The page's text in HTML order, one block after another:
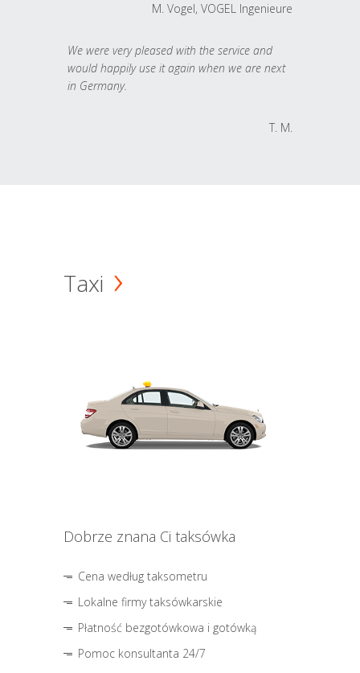
M. Vogel, VOGEL Ingenieure
We were very pleased with the service and
would happily use it again when we are next
in Germany.
T. M.
Taxi
Dobrze znana Ci taksówka
Cena według taksometru
Lokalne firmy taksówkarskie
Płatność bezgotówkowa i gotówką
Pomoc konsultanta 24/7